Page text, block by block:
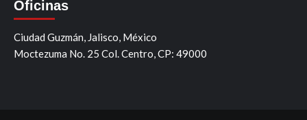
Oficinas
Ciudad Guzmán, Jalisco, México
Moctezuma No. 25 Col. Centro, CP: 49000